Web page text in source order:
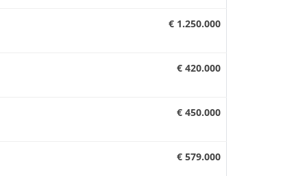
€ 1.250.000
€ 420.000
€ 450.000
€ 579.000